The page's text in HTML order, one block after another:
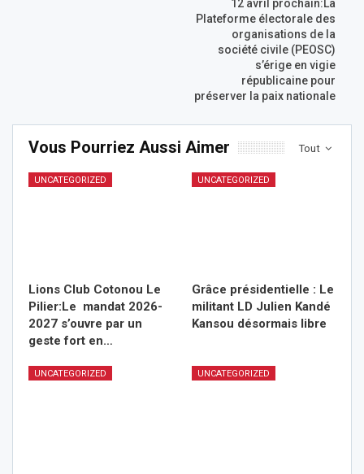
12 avril prochain:La
Plateforme électorale des
organisations de la
société civile (PEOSC)
s’érige en vigie
républicaine pour
préserver la paix nationale
Tout
Vous Pourriez Aussi Aimer
UNCATEGORIZED
Lions Club Cotonou Le
Pilier:Le mandat 2026-
2027 s’ouvre par un
geste fort en…
UNCATEGORIZED
Grâce présidentielle : Le
militant LD Julien Kandé
Kansou désormais libre
UNCATEGORIZED UNCATEGORIZED